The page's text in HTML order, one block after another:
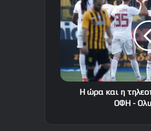
ώρα
και
η
τηλεοπτική
κάλυψη
ΟΦΗ
-
Ολυμπιακός
Η ώρα και η
ΟΦΗ -